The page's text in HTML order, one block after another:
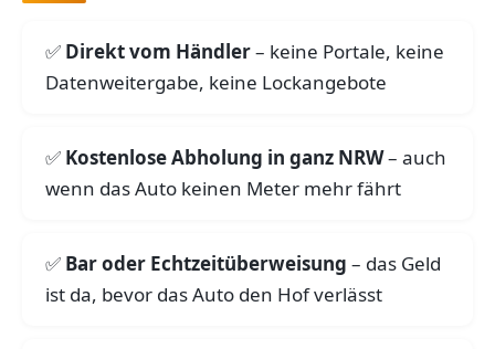
Direkt vom Händler– keine Portale, keine
Datenweitergabe, keine Lockangebote
Kostenlose Abholung in ganz NRW– auch
wenn das Auto keinen Meter mehr fährt
Bar oder Echtzeitüberweisung – das Geld
ist da, bevor das Auto den Hof verlässt